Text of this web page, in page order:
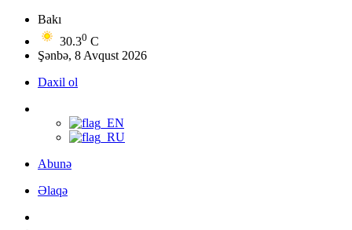
Bakı
30.30 C
Şənbə, 8 Avqust 2026
Daxil ol
Abunə
Əlaqə